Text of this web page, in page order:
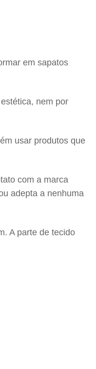
em sapatos
nem por
usar produtos que
com a marca
adepta a nenhuma
A parte de tecido